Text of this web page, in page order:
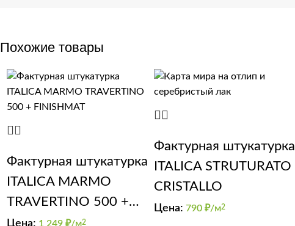
Похожие товары
Фактурная штукатурка
ITALICA MARMO
TRAVERTINO 500 +
FINISHMAT
Цена: 1 249 ₽/м2
Фактурная штукатурка
ITALICA STRUTURATO
CRISTALLO
Цена:790₽/м2